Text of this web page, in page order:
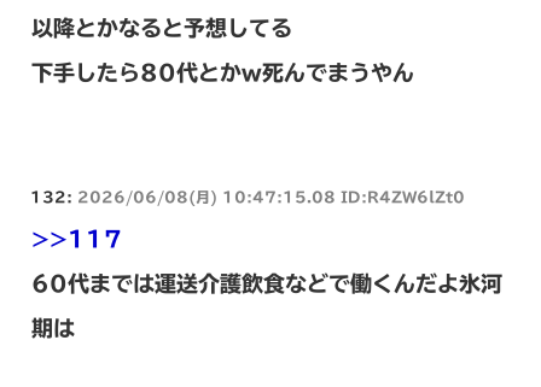
以降とかなると予想してる
下手したら80代とかw死んでまうやん
132: 2026/06/08(月) 10:47:15.08 ID:R4ZW6lZt0
>>117
60代までは運送介護飲食などで働くんだよ氷河
期は